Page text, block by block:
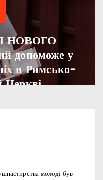
НОВОГО
допоможе у
в Римсько-
Церкві
молоді був